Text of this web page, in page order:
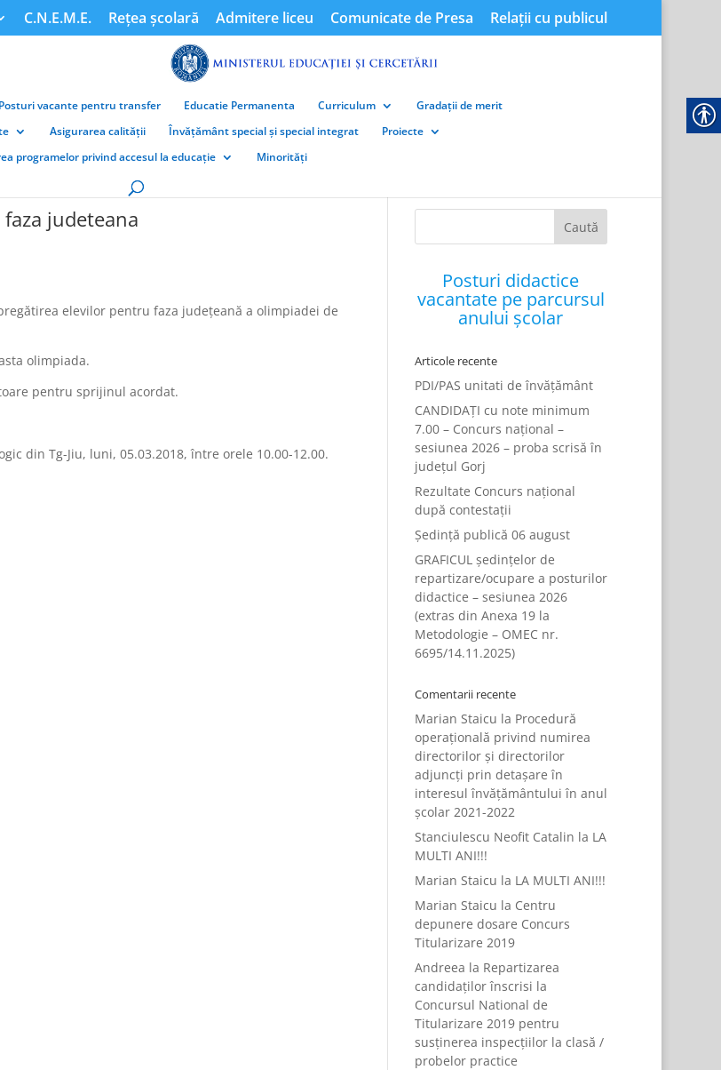
C.N.E.M.E. Rețea școlară Admitere liceu Comunicate de Presa Relații cu publicul
Posturi vacante pentru transfer Educatie Permanenta Curriculum
Gradații de merit
Asigurarea calității Învățământ special și special integrat
Proiecte
programelor privind accesul la educație
Minorități
judeteana
elevilor pentru faza județeană a olimpiadei de
olimpiada.
pentru sprijinul acordat.
din Tg-Jiu, luni, 05.03.2018, între orele 10.00-12.00.
Posturi didactice
vacantate pe parcursul
anului școlar
Articole recente
PDI/PAS unitati de învățământ
CANDIDAȚI cu note minimum
7.00 – Concurs național –
sesiunea 2026 – proba scrisă în
județul Gorj
Rezultate Concurs național
după contestații
Ședință publică 06 august
GRAFICUL ședințelor de
repartizare/ocupare a posturilor
didactice – sesiunea 2026
(extras din Anexa 19 la
Metodologie – OMEC nr.
6695/14.11.2025)
Comentarii recente
Marian Staicu la Procedură
operațională privind numirea
directorilor și directorilor
adjuncți prin detașare în
interesul învățământului în anul
școlar 2021-2022
Stanciulescu Neofit Catalin la LA
MULTI ANI!!!
Marian Staicu la LA MULTI ANI!!!
Marian Staicu la Centru
depunere dosare Concurs
Titularizare 2019
Andreea la Repartizarea
candidaților înscrisi la
Concursul National de
Titularizare 2019 pentru
susținerea inspecțiilor la clasă /
probelor practice